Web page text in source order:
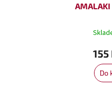
AMALAKI
155
Do